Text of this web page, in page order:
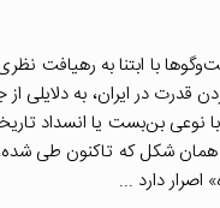
با ابتنا به رهیافت
قدرت در ایران، به دلایلی
نوعی بن‌بست یا انسداد
شکل که تاکنون طی شده،
دارد ...